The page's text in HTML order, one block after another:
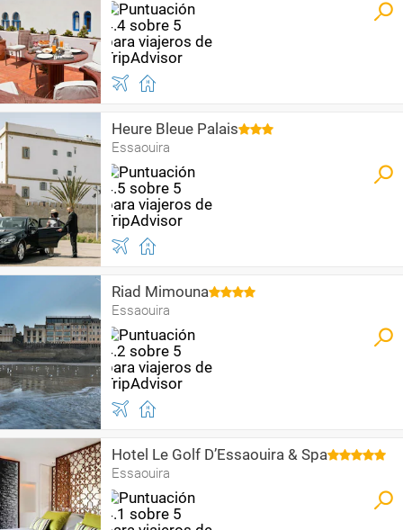
Heure Bleue Palais
Essaouira
Riad Mimouna
Essaouira
Hotel Le Golf D’Essaouira & Spa
Essaouira